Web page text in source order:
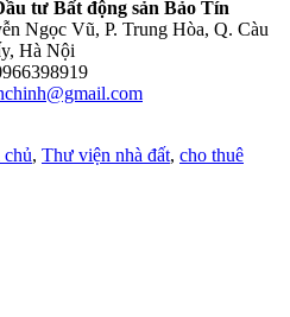
tư Bất động sản Bảo Tín
Ngọc Vũ, P. Trung Hòa, Q. Càu
Hà Nội
chủ, Thư viện nhà đất, cho thuê